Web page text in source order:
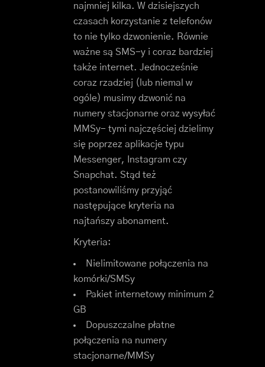
najmniej kilka. W dzisiejszych
czasach korzystanie z telefonów
to nie tylko dzwonienie. Równie
ważne są SMS-y i coraz bardziej
także internet. Jednocześnie
coraz rzadziej (lub niemal w
ogóle) musimy dzwonić na
numery stacjonarne oraz wysyłać
MMSy- tymi najczęściej dzielimy
się poprzez aplikacje typu
Messenger, Instagram czy
Snapchat. Stąd też
postanowiliśmy przyjąć
następujące kryteria na
najtańszy abonament.
Kryteria:
Nielimitowane połączenia na
komórki/SMSy
Pakiet internetowy minimum 2
GB
Dopuszczalne płatne
połączenia na numery
stacjonarne/MMSy